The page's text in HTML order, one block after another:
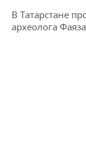
В Татарстане
археолога